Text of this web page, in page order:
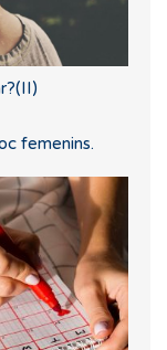
femenins.